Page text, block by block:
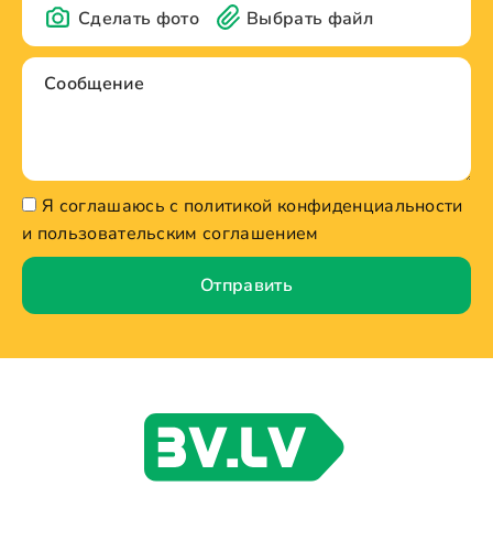
Сделать фото Выбрать файл
Я соглашаюсь с политикой конфиденциальности
и пользовательским соглашением
Отправить